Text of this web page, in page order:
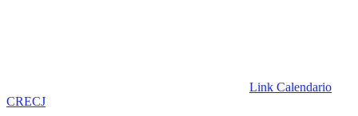
Link Calendario
CRECJ